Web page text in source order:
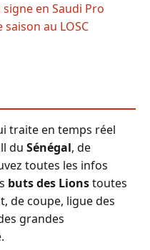
en Saudi Pro
au LOSC
traite en temps réel
du Sénégal, de
toutes les infos
buts des Lionstoutes
de coupe, ligue des
grandes